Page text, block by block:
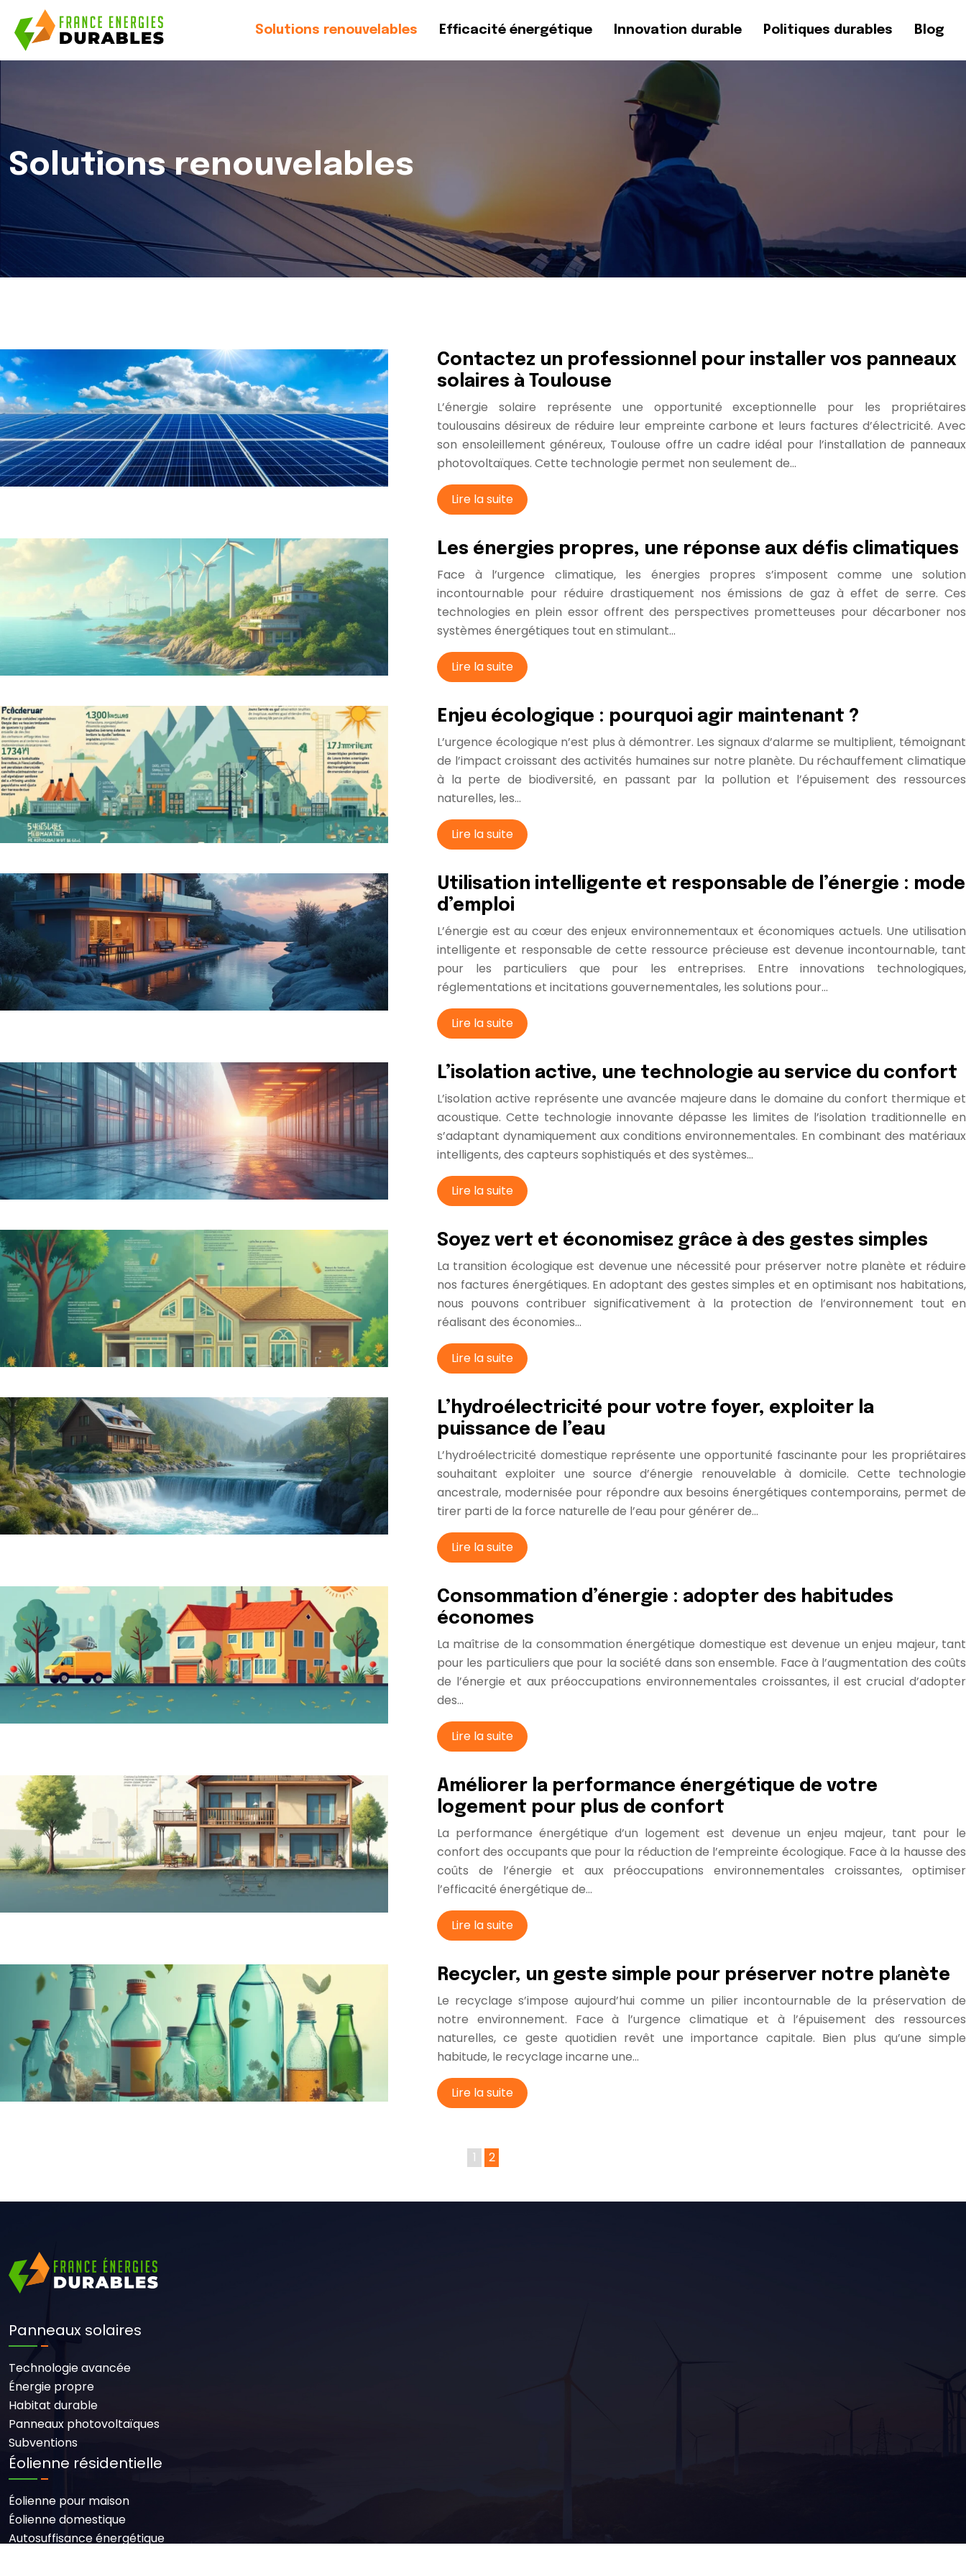
Solutions renouvelables Efficacité énergétique Innovation durable Politiques durables Blog
Solutions renouvelables
Contactez un professionnel pour installer vos panneaux
solaires à Toulouse
L’énergie solaire représente une opportunité exceptionnelle pour les propriétaires
toulousains désireux de réduire leur empreinte carbone et leurs factures d’électricité. Avec
son ensoleillement généreux, Toulouse offre un cadre idéal pour l’installation de panneaux
photovoltaïques. Cette technologie permet non seulement de…
Lire la suite
Les énergies propres, une réponse aux défis climatiques
Face à l’urgence climatique, les énergies propres s’imposent comme une solution
incontournable pour réduire drastiquement nos émissions de gaz à effet de serre. Ces
technologies en plein essor offrent des perspectives prometteuses pour décarboner nos
systèmes énergétiques tout en stimulant…
Lire la suite
Enjeu écologique : pourquoi agir maintenant ?
L’urgence écologique n’est plus à démontrer. Les signaux d’alarme se multiplient, témoignant
de l’impact croissant des activités humaines sur notre planète. Du réchauffement climatique
à la perte de biodiversité, en passant par la pollution et l’épuisement des ressources
naturelles, les…
Lire la suite
Utilisation intelligente et responsable de l’énergie : mode
d’emploi
L’énergie est au cœur des enjeux environnementaux et économiques actuels. Une utilisation
intelligente et responsable de cette ressource précieuse est devenue incontournable, tant
pour les particuliers que pour les entreprises. Entre innovations technologiques,
réglementations et incitations gouvernementales, les solutions pour…
Lire la suite
L’isolation active, une technologie au service du confort
L’isolation active représente une avancée majeure dans le domaine du confort thermique et
acoustique. Cette technologie innovante dépasse les limites de l’isolation traditionnelle en
s’adaptant dynamiquement aux conditions environnementales. En combinant des matériaux
intelligents, des capteurs sophistiqués et des systèmes…
Lire la suite
Soyez vert et économisez grâce à des gestes simples
La transition écologique est devenue une nécessité pour préserver notre planète et réduire
nos factures énergétiques. En adoptant des gestes simples et en optimisant nos habitations,
nous pouvons contribuer significativement à la protection de l’environnement tout en
réalisant des économies…
Lire la suite
L’hydroélectricité pour votre foyer, exploiter la
puissance de l’eau
L’hydroélectricité domestique représente une opportunité fascinante pour les propriétaires
souhaitant exploiter une source d’énergie renouvelable à domicile. Cette technologie
ancestrale, modernisée pour répondre aux besoins énergétiques contemporains, permet de
tirer parti de la force naturelle de l’eau pour générer de…
Lire la suite
Consommation d’énergie : adopter des habitudes
économes
La maîtrise de la consommation énergétique domestique est devenue un enjeu majeur, tant
pour les particuliers que pour la société dans son ensemble. Face à l’augmentation des coûts
de l’énergie et aux préoccupations environnementales croissantes, il est crucial d’adopter
des…
Lire la suite
Améliorer la performance énergétique de votre
logement pour plus de confort
La performance énergétique d’un logement est devenue un enjeu majeur, tant pour le
confort des occupants que pour la réduction de l’empreinte écologique. Face à la hausse des
coûts de l’énergie et aux préoccupations environnementales croissantes, optimiser
l’efficacité énergétique de…
Lire la suite
Recycler, un geste simple pour préserver notre planète
Le recyclage s’impose aujourd’hui comme un pilier incontournable de la préservation de
notre environnement. Face à l’urgence climatique et à l’épuisement des ressources
naturelles, ce geste quotidien revêt une importance capitale. Bien plus qu’une simple
habitude, le recyclage incarne une…
Lire la suite
1 2
Panneaux solaires
Technologie avancée
Énergie propre
Habitat durable
Panneaux photovoltaïques
Subventions
Éolienne résidentielle
Éolienne pour maison
Éolienne domestique
Autosuffisance énergétique